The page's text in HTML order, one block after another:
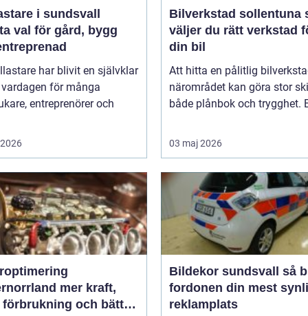
i sundsvall
val för gård, bygg
har blivit en självklar
för många
entreprenörer och
Bilverkstad sollentuna så
väljer du rätt verkstad
din bil
Att hitta en pålitlig
närområdet kan göra stor
både plånbok och trygghet.
03 maj 2026
mer kraft,
förbrukning och bättre
Bildekor sundsvall så blir
fordonen din mest
reklamplats